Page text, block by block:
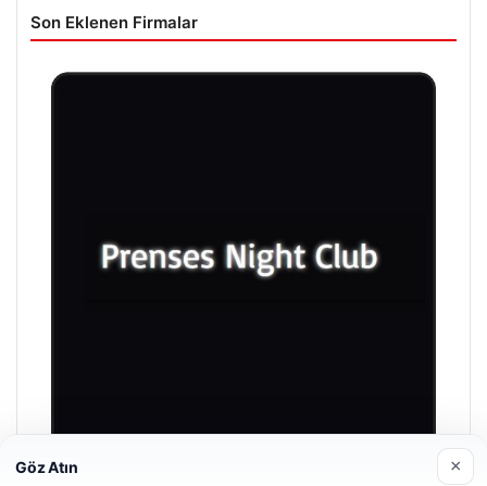
Son Eklenen Firmalar
Göz Atın ×